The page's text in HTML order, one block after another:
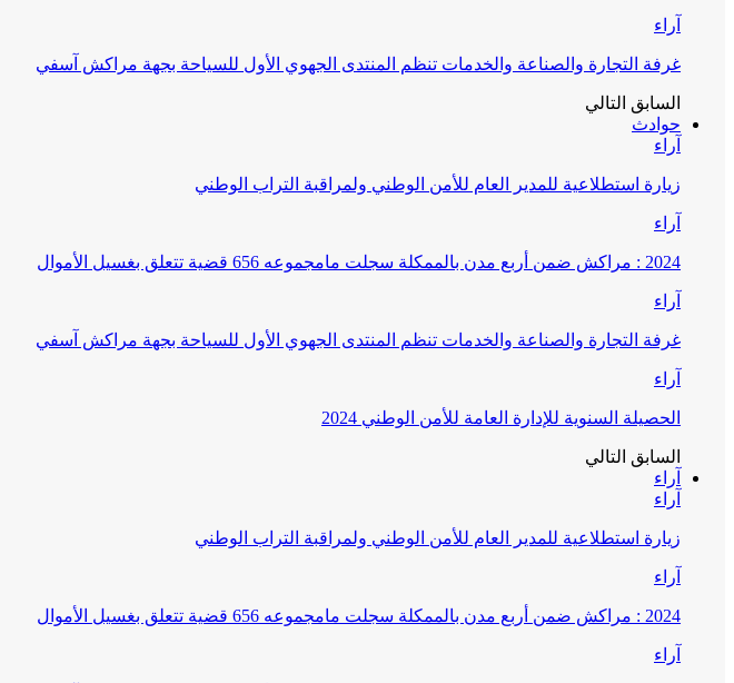
آراء
غرفة التجارة والصناعة والخدمات تنظم المنتدى الجهوي الأول للسياحة بجهة مراكش آسفي
السابق التالي
حوادث
آراء
زيارة استطلاعية للمدير العام للأمن الوطني ولمراقبة التراب الوطني
آراء
2024 : مراكش ضمن أربع مدن بالممكلة سجلت مامجموعه 656 قضية تتعلق بغسيل الأموال
آراء
غرفة التجارة والصناعة والخدمات تنظم المنتدى الجهوي الأول للسياحة بجهة مراكش آسفي
آراء
الحصيلة السنوية للإدارة العامة للأمن الوطني 2024
السابق التالي
آراء
آراء
زيارة استطلاعية للمدير العام للأمن الوطني ولمراقبة التراب الوطني
آراء
2024 : مراكش ضمن أربع مدن بالممكلة سجلت مامجموعه 656 قضية تتعلق بغسيل الأموال
آراء